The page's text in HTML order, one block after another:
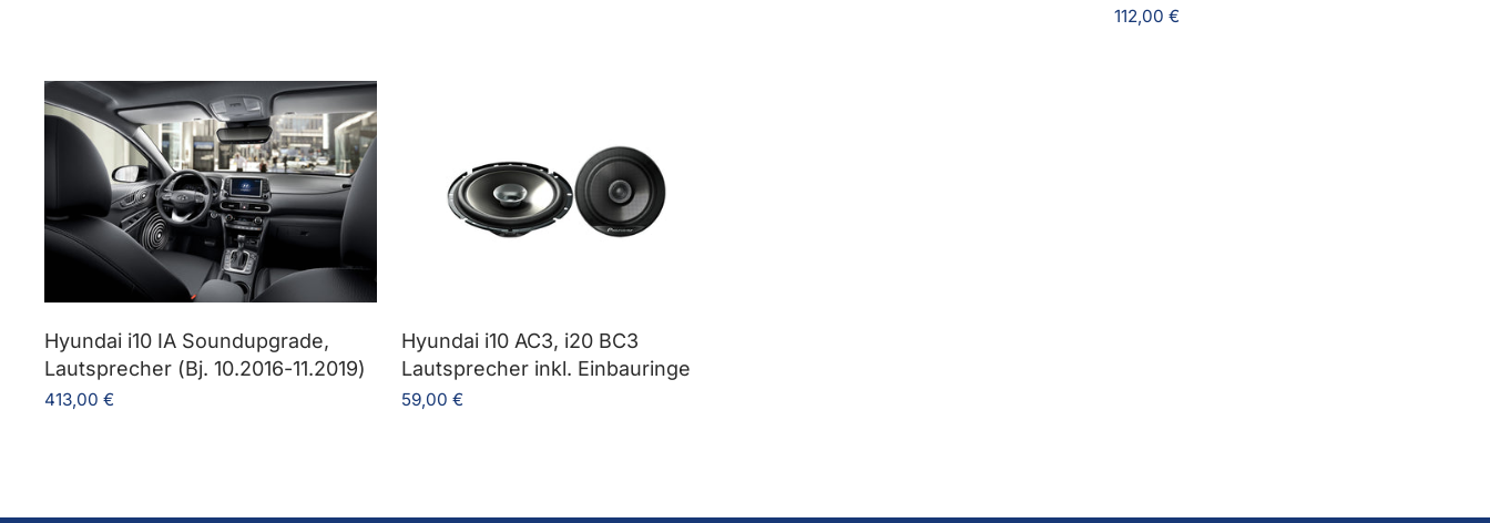
112,00 €
Hyundai i10 IA Soundupgrade,
Lautsprecher (Bj. 10.2016-11.2019)
413,00 €
Hyundai i10 AC3, i20 BC3
Lautsprecher inkl. Einbauringe
59,00 €